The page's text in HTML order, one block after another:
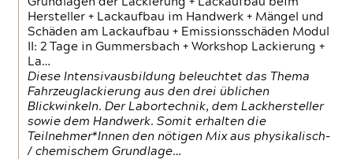
Hersteller + Lackaufbau im Handwerk + Mängel und
Schäden am Lackaufbau + Emissionsschäden Modul
II: 2 Tage in Gummersbach + Workshop Lackierung +
La…
Diese Intensivausbildung beleuchtet das Thema
Fahrzeuglackierung aus den drei üblichen
Blickwinkeln. Der Labortechnik, dem Lackhersteller
sowie dem Handwerk. Somit erhalten die
Teilnehmer*Innen den nötigen Mix aus physikalisch-
/ chemischem Grundlage…